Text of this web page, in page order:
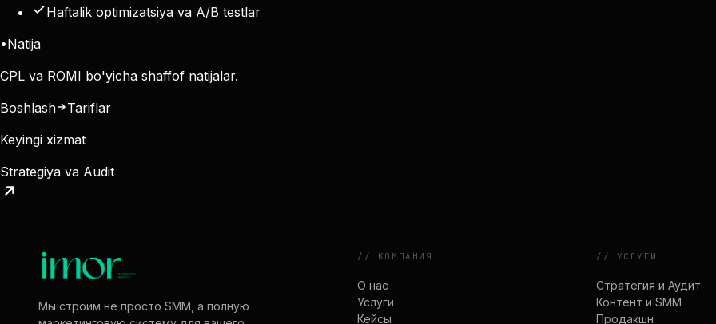
Haftalik optimizatsiya va A/B testlar
•Natija
CPL va ROMI bo'yicha shaffof natijalar.
Boshlash
Tariflar
Keyingi xizmat
Strategiya va Audit
Мы строим не просто SMM, а полную
// КОМПАНИЯ
О нас
Услуги
Кейсы
// УСЛУГИ
Стратегия и Аудит
Контент и SMM
Продакшн